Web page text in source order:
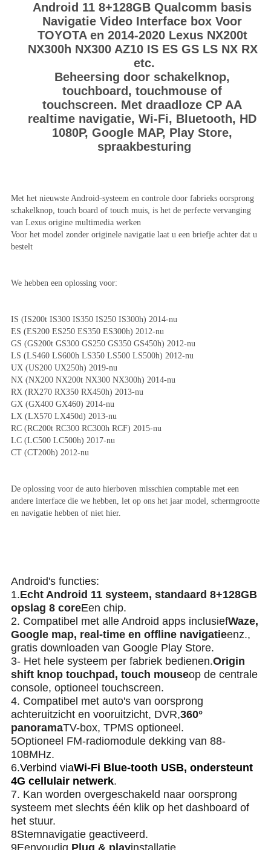
Android 11 8+128GB Qualcomm basis
Navigatie Video Interface box Voor
TOYOTA en 2014-2020 Lexus NX200t
NX300h NX300 AZ10 IS ES GS LS NX RX
etc.
Beheersing door schakelknop,
touchboard, touchmouse of
touchscreen. Met draadloze CP AA
realtime navigatie, Wi-Fi, Bluetooth, HD
1080P, Google MAP, Play Store,
spraakbesturing
Met het nieuwste Android-systeem en controle door fabrieks oorsprong
schakelknop, touch board of touch muis, is het de perfecte vervanging
van Lexus origine multimedia werken
Voor het model zonder originele navigatie laat u een briefje achter dat u
bestelt
We hebben een oplossing voor:
IS (IS200t IS300 IS350 IS250 IS300h) 2014-nu
ES (ES200 ES250 ES350 ES300h) 2012-nu
GS (GS200t GS300 GS250 GS350 GS450h) 2012-nu
LS (LS460 LS600h LS350 LS500 LS500h) 2012-nu
UX (US200 UX250h) 2019-nu
NX (NX200 NX200t NX300 NX300h) 2014-nu
RX (RX270 RX350 RX450h) 2013-nu
GX (GX400 GX460) 2014-nu
LX (LX570 LX450d) 2013-nu
RC (RC200t RC300 RC300h RCF) 2015-nu
LC (LC500 LC500h) 2017-nu
CT (CT200h) 2012-nu
De oplossing voor de auto hierboven misschien comptable met een
andere interface die we hebben, let op ons het jaar model, schermgrootte
en navigatie hebben of niet hier.
Android's functies:
1.Echt Android 11 systeem, standaard 8+128GB
opslag 8 coreEen chip.
2. Compatibel met alle Android apps inclusiefWaze,
Google map, real-time en offline navigatieenz.,
gratis downloaden van Google Play Store.
3- Het hele systeem per fabriek bedienen.Origin
shift knop touchpad, touch mouseop de centrale
console, optioneel touchscreen.
4. Compatibel met auto's van oorsprong
achteruitzicht en vooruitzicht, DVR,360°
panoramaTV-box, TPMS optioneel.
5Optioneel FM-radiomodule dekking van 88-
108MHz.
6.Verbind viaWi-Fi Blue-tooth USB, ondersteunt
4G cellulair netwerk.
7. Kan worden overgeschakeld naar oorsprong
systeem met slechts één klik op het dashboard of
het stuur.
8Stemnavigatie geactiveerd.